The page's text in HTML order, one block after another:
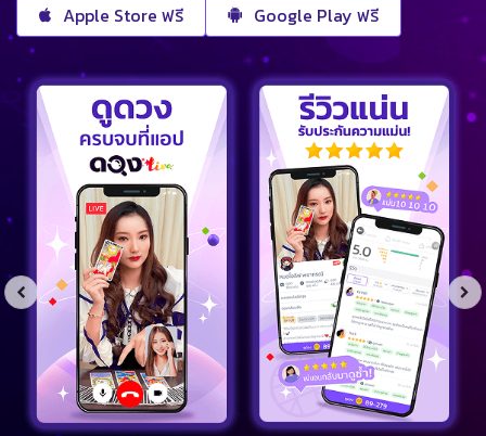
Apple Store ฟรี Google Play ฟรี